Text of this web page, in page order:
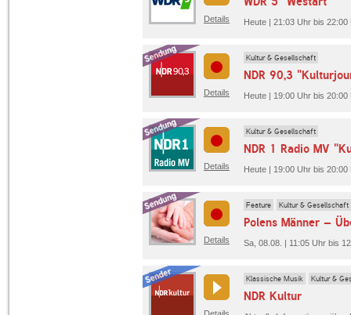
Details Heute | 21:03 Uhr bis 22:00
Details
Kultur & Gesellschaft
NDR 90,3
Heute | 19:00 Uhr bis
Details
Kultur & Gesellschaft
NDR 1 Radio MV
Heute | 19:00 Uhr bis
Details
Feature Kultur & Gesellschaft
Polens Männer –
Sa, 08.08. | 11:05 Uhr bis
Klassische Musik Kultur &
NDR Kultur